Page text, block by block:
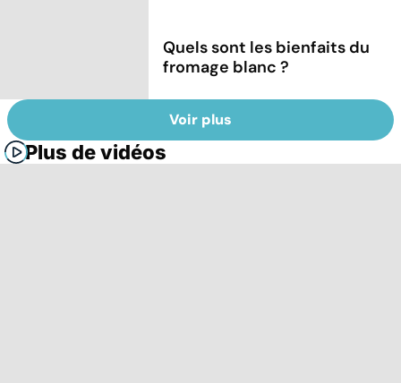
Quels sont les bienfaits du
fromage blanc ?
Voir plus
Plus de vidéos